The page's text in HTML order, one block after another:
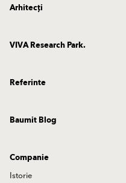
Arhitecți
VIVA Research Park.
Referinte
Baumit Blog
Companie
Istorie